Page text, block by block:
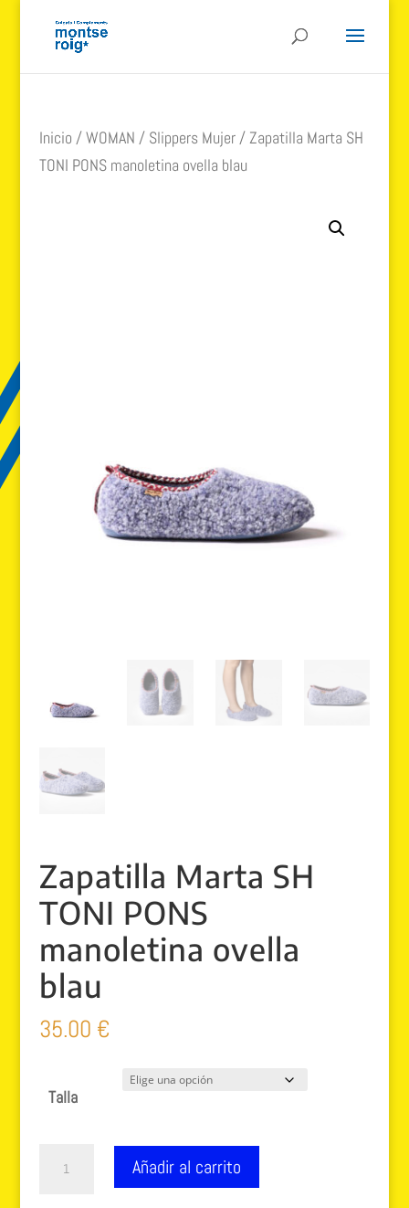
Inicio /WOMAN / Slippers Mujer/ Zapatilla Marta SH
TONI PONS manoletina ovella blau
Zapatilla Marta SH
TONI PONS
manoletina ovella
blau
35.00 €
Talla
Añadir al carrito